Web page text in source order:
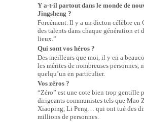
Y a-t-il partout dans le monde de
Jingsheng ?
Forcément. Il y a un dicton célèbre en
des talents dans chaque génération et
lieux.”
Qui sont vos héros ?
Des meilleurs que moi, il y en a
les mérites de nombreuses personnes,
quelqu’un en particulier.
Vos zéros ?
“Zéro” est une cote bien trop gentille
dirigeants communistes tels que Mao
Xiaoping, Li Peng… qui ont tué des
millions de personnes.